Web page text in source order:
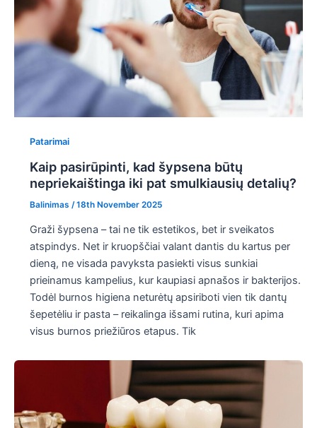
Patarimai
Kaip pasirūpinti, kad šypsena būtų
nepriekaištinga iki pat smulkiausių detalių?
Balinimas /18th November 2025
Graži šypsena – tai ne tik estetikos, bet ir sveikatos
atspindys. Net ir kruopščiai valant dantis du kartus per
dieną, ne visada pavyksta pasiekti visus sunkiai
prieinamus kampelius, kur kaupiasi apnašos ir bakterijos.
Todėl burnos higiena neturėtų apsiriboti vien tik dantų
šepetėliu ir pasta – reikalinga išsami rutina, kuri apima
visus burnos priežiūros etapus. Tik